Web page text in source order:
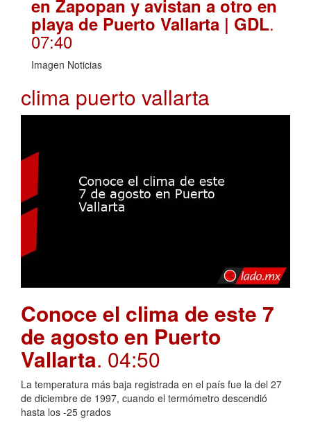
en Zapopan y avistan a otro en
playa de Puerto Vallarta | GDL.
07:40
Imagen Noticias
clima puerto vallarta
Conoce el clima de este 7
de agosto en Puerto
Vallarta. 04:50
La temperatura más baja registrada en el país fue la del 27
de diciembre de 1997, cuando el termómetro descendió
hasta los -25 grados